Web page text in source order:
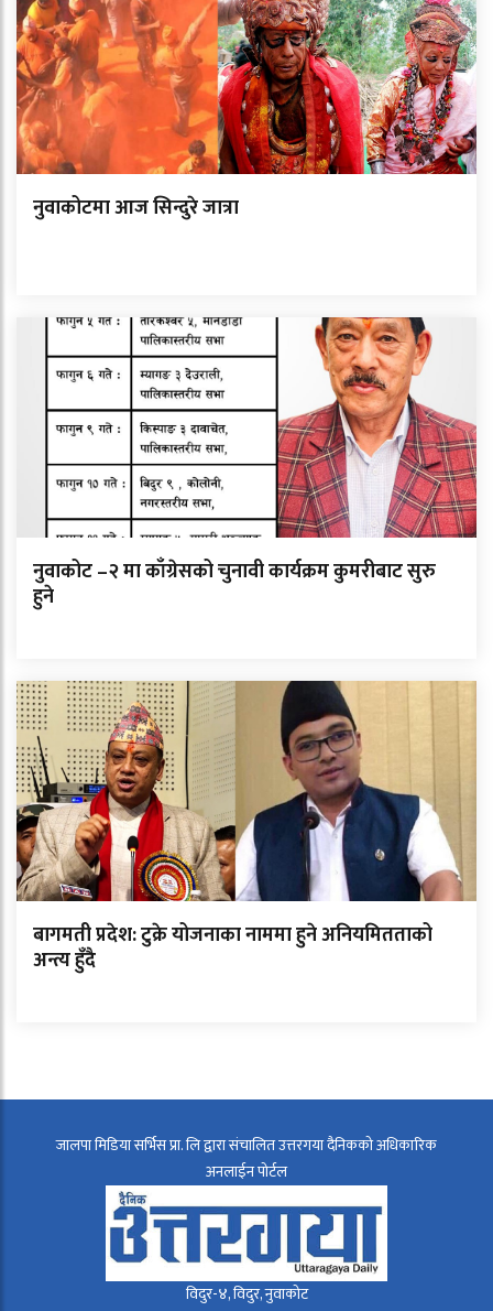
नुवाकोटमा आज सिन्दुरे जात्रा
नुवाकोट –२ मा काँग्रेसको चुनावी कार्यक्रम कुमरीबाट सुरु
हुने
बागमती प्रदेश: टुक्रे योजनाका नाममा हुने अनियमितताको
अन्त्य हुँदै
जालपा मिडिया सर्भिस प्रा. लि द्वारा संचालित उत्तरगया दैनिकको अधिकारिक
अनलाईन पोर्टल
विदुर-४, विदुर, नुवाकोट